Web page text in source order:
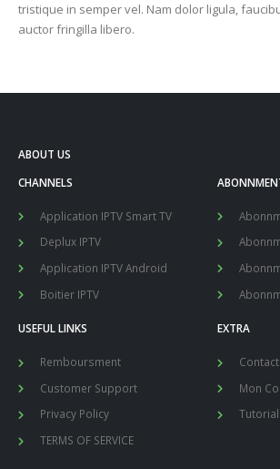
tristique in semper vel. Nam dolor ligula,
auctor fringilla libero.
ABOUT US
CHANNELS
Application IPTV Smart TV
Deplux IPTV
Application IPTV Android
Boitier IPTV
USEFUL LINKS
Remboursment
Customer Support
Privacy Policy
TERMS OF SERVICE
EXTRA
Mon
Tutorial